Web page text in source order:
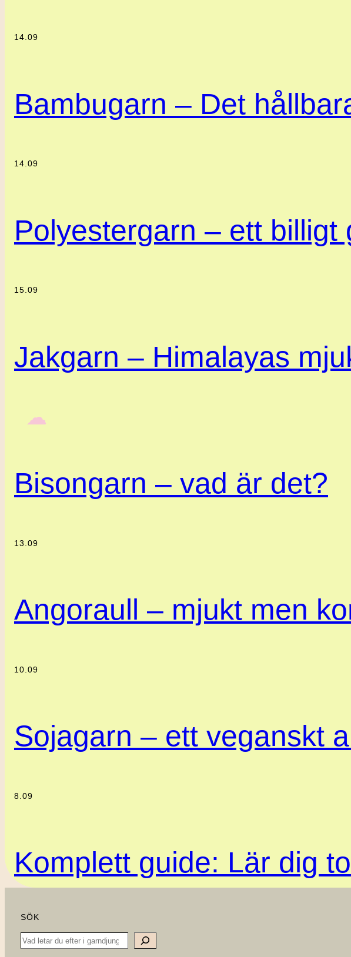
14.09
Bambugarn – Det
14.09
Polyestergarn – ett billigt
15.09
Jakgarn – Himalayas
‎ ‎‎ ☁︎‎‎
Bisongarn – vad är det?
13.09
Angoraull – mjukt men
10.09
Sojagarn – ett veganskt
8.09
Komplett guide: Lär dig
SÖK
Search